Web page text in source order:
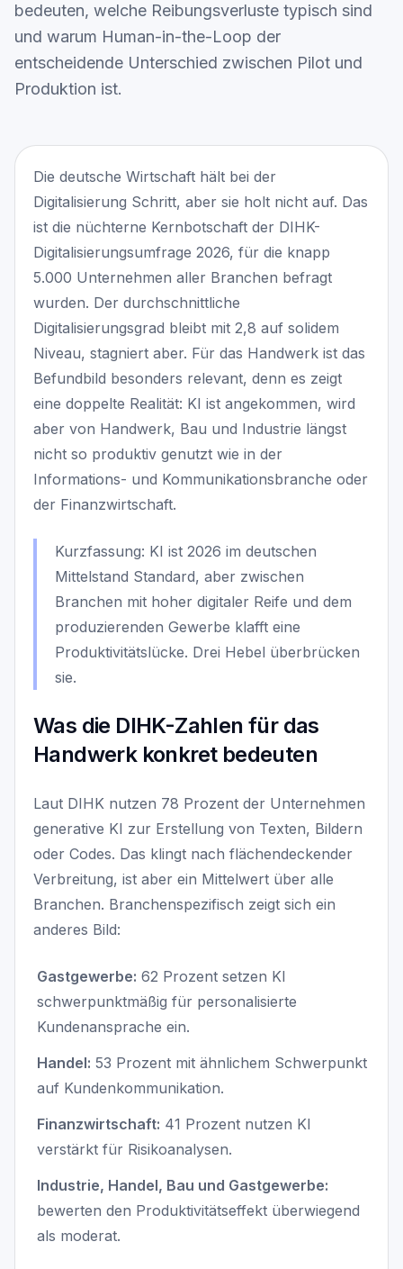
bedeuten, welche Reibungsverluste typisch sind
und warum Human-in-the-Loop der
entscheidende Unterschied zwischen Pilot und
Produktion ist.
Die deutsche Wirtschaft hält bei der
Digitalisierung Schritt, aber sie holt nicht auf. Das
ist die nüchterne Kernbotschaft der DIHK-
Digitalisierungsumfrage 2026, für die knapp
5.000 Unternehmen aller Branchen befragt
wurden. Der durchschnittliche
Digitalisierungsgrad bleibt mit 2,8 auf solidem
Niveau, stagniert aber. Für das Handwerk ist das
Befundbild besonders relevant, denn es zeigt
eine doppelte Realität: KI ist angekommen, wird
aber von Handwerk, Bau und Industrie längst
nicht so produktiv genutzt wie in der
Informations- und Kommunikationsbranche oder
der Finanzwirtschaft.
Kurzfassung: KI ist 2026 im deutschen
Mittelstand Standard, aber zwischen
Branchen mit hoher digitaler Reife und dem
produzierenden Gewerbe klafft eine
Produktivitätslücke. Drei Hebel überbrücken
sie.
Was die DIHK-Zahlen für das
Handwerk konkret bedeuten
Laut DIHK nutzen 78 Prozent der Unternehmen
generative KI zur Erstellung von Texten, Bildern
oder Codes. Das klingt nach flächendeckender
Verbreitung, ist aber ein Mittelwert über alle
Branchen. Branchenspezifisch zeigt sich ein
anderes Bild:
Gastgewerbe: 62 Prozent setzen KI
schwerpunktmäßig für personalisierte
Kundenansprache ein.
Handel: 53 Prozent mit ähnlichem Schwerpunkt
auf Kundenkommunikation.
Finanzwirtschaft: 41 Prozent nutzen KI
verstärkt für Risikoanalysen.
Industrie, Handel, Bau und Gastgewerbe:
bewerten den Produktivitätseffekt überwiegend
als moderat.